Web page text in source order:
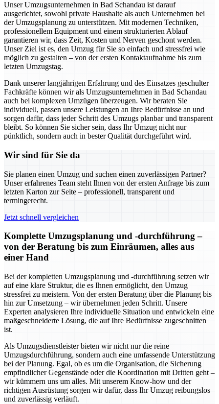
Unser Umzugsunternehmen in Bad Schandau ist darauf
ausgerichtet, sowohl private Haushalte als auch Unternehmen bei
der Umzugsplanung zu unterstützen. Mit modernen Techniken,
professionellem Equipment und einem strukturierten Ablauf
garantieren wir, dass Zeit, Kosten und Nerven geschont werden.
Unser Ziel ist es, den Umzug für Sie so einfach und stressfrei wie
möglich zu gestalten – von der ersten Kontaktaufnahme bis zum
letzten Umzugstag.
Dank unserer langjährigen Erfahrung und des Einsatzes geschulter
Fachkräfte können wir als Umzugsunternehmen in Bad Schandau
auch bei komplexen Umzügen überzeugen. Wir beraten Sie
individuell, passen unsere Leistungen an Ihre Bedürfnisse an und
sorgen dafür, dass jeder Schritt des Umzugs planbar und transparent
bleibt. So können Sie sicher sein, dass Ihr Umzug nicht nur
pünktlich, sondern auch in bester Qualität durchgeführt wird.
Wir sind für Sie da
Sie planen einen Umzug und suchen einen zuverlässigen Partner?
Unser erfahrenes Team steht Ihnen von der ersten Anfrage bis zum
letzten Karton zur Seite – professionell, transparent und
termingerecht.
Jetzt schnell vergleichen
Komplette Umzugsplanung und -durchführung –
von der Beratung bis zum Einräumen, alles aus
einer Hand
Bei der kompletten Umzugsplanung und -durchführung setzen wir
auf eine klare Struktur, die es Ihnen ermöglicht, den Umzug
stressfrei zu meistern. Von der ersten Beratung über die Planung bis
hin zur Umsetzung – wir übernehmen jeden Schritt. Unsere
Experten analysieren Ihre individuelle Situation und entwickeln eine
maßgeschneiderte Lösung, die auf Ihre Bedürfnisse zugeschnitten
ist.
Als Umzugsdienstleister bieten wir nicht nur die reine
Umzugsdurchführung, sondern auch eine umfassende Unterstützung
bei der Planung. Egal, ob es um die Organisation, die Sicherung
empfindlicher Gegenstände oder die Koordination mit Dritten geht –
wir kümmern uns um alles. Mit unserem Know-how und der
richtigen Ausrüstung sorgen wir dafür, dass Ihr Umzug reibungslos
und zuverlässig verläuft.